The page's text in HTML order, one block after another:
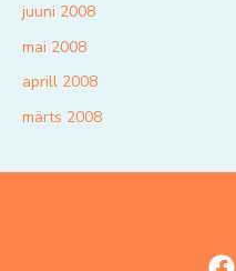
juuni 2008
mai 2008
aprill 2008
märts 2008